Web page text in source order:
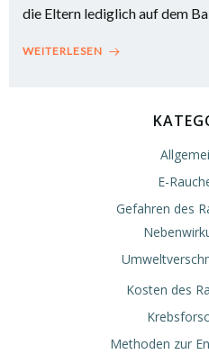
die Eltern lediglich auf dem
WEITERLESEN
E-
Gefahren des
Kosten des
Methoden zur